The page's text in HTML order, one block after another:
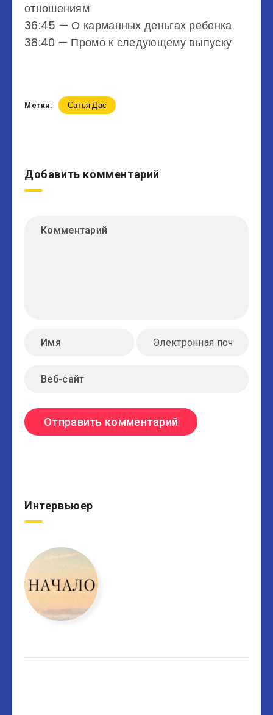
отношениям
36:45 — О карманных деньгах ребенка
38:40 — Промо к следующему выпуску
Метки: Сатья Дас
Добавить комментарий
Интервьюер